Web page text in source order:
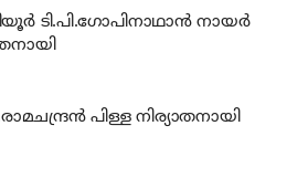
ടി.പി.ഗോപിനാഥാന്‍ നായര്‍
പിള്ള നിര്യാതനായി